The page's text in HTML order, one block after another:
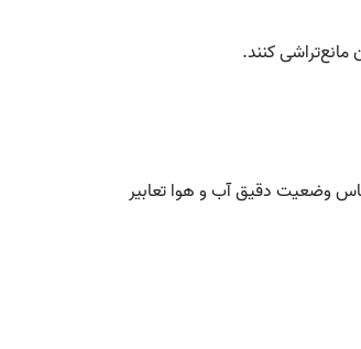
کنند.
وضعیت دقیق آب و هوا تعابیر